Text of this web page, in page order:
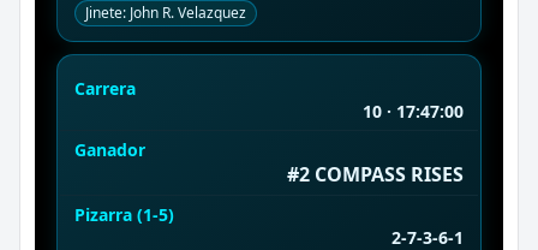
Jinete: John R. Velazquez
Carrera
10 · 17:47:00
Ganador
#2 COMPASS RISES
Pizarra (1-5)
2-7-3-6-1